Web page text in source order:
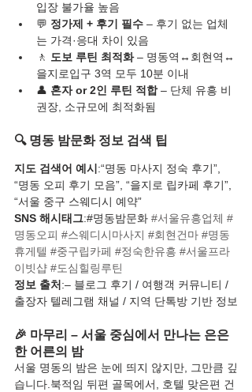
입장 불가율 높음
💬 정가제 + 후기 필수 – 후기 없는 업체
는 가격·응대 차이 있음
🚶 도보 루틴 최적화 – 명동역↔회현역↔
을지로입구 3역 모두 10분 이내
👤 혼자 or 2인 루틴 적합 – 단체 유흥 비
권장, 소규모에 최적화됨
🔍 명동 밤문화 정보 검색 팁
지도 검색어 예시 :“명동 마사지 정숙 후기”,
“명동 오피 후기 모음”, “을지로 립카페 후기”,
“서울 중구 스웨디시 예약”
SNS 해시태그:#명동밤문화 #서울유흥업체 #
명동오피 #스웨디시마사지 #회현건마 #명동
휴게텔 #중구립카페 #정숙한유흥 #서울프라
이빗샵 #도심힐링루틴
정보 출처 :– 블로그 후기 / 여행객 커뮤니티 /
출장자 텔레그램 채널 / 지역 단톡방 기반 정보
🎉 마무리 – 서울 중심에서 만나는 은은
한 어른의 밤
서울 명동의 밤은 눈에 띄지 않지만, 그만큼 깊
습니다.북적임 뒤편 골목에서, 호텔 맞은편 건